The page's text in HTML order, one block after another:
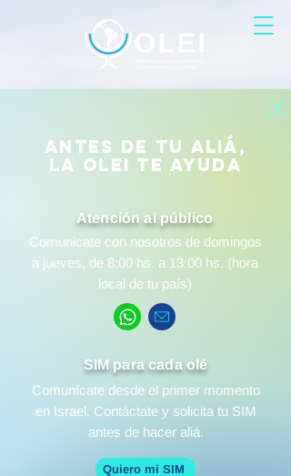
Antes de TU aliÁ,
la Olei te ayuda
Atención al público
Comunicate con nosotros de domingos
a jueves, de 8:00 hs. a 13:00 hs. (hora
local de tu país)
SIM para cada olé
Comunícate desde el primer momento
en Israel. Contáctate y solicita tu SIM
antes de hacer aliá.
Quiero mi SIM